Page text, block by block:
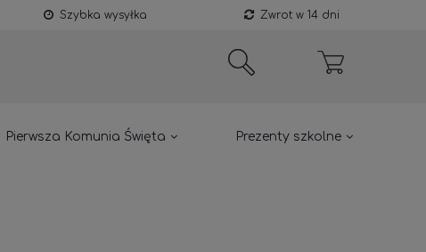
Szybka wysyłka Zwrot w 14 dni
Pierwsza Komunia Święta Prezenty szkolne